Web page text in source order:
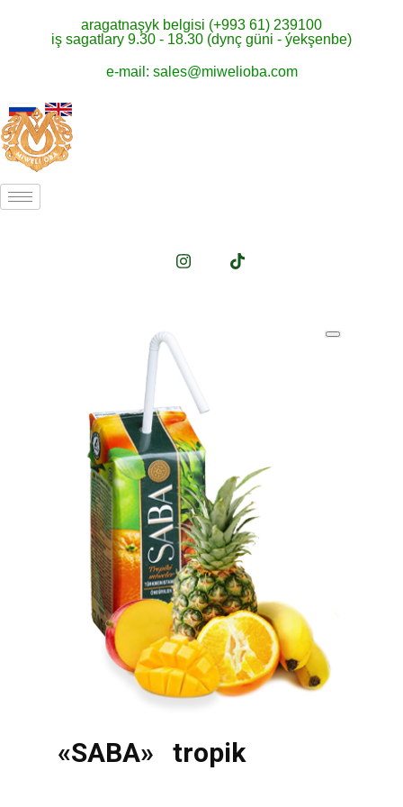
aragatnaşyk belgisi (+993 61) 239100
iş sagatlary 9.30 - 18.30 (dynç güni - ýekşenbe)
e-mail: sales@miwelioba.com
«SABA» tropik